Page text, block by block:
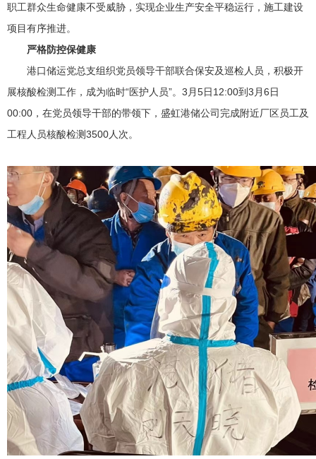
职工群众生命健康不受威胁，实现企业生产安全平稳运行，施工建设
项目有序推进。
严格防控保健康
港口储运党总支组织党员领导干部联合保安及巡检人员，积极开
展核酸检测工作，成为临时“医护人员”。3月5日12:00到3月6日
00:00，在党员领导干部的带领下，盛虹港储公司完成附近厂区员工及
工程人员核酸检测3500人次。